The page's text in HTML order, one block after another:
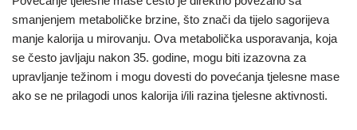
smanjenjem metaboličke brzine, što znači da tijelo sagorijeva
manje kalorija u mirovanju. Ova metabolička usporavanja, koja
se često javljaju nakon 35. godine, mogu biti izazovna za
upravljanje težinom i mogu dovesti do povećanja tjelesne mase
ako se ne prilagodi unos kalorija i/ili razina tjelesne aktivnosti.